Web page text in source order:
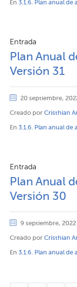
En 3.1.6. Plan anual de
Entrada
Plan Anual
Versión 31
20 septiembre,
Creado por Cristhian
En 3.1.6. Plan anual de
Entrada
Plan Anual
Versión 30
9 septiembre, 2022
Creado por Cristhian
En 3.1.6. Plan anual de